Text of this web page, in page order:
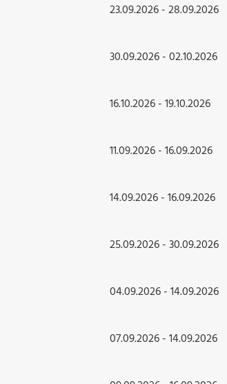
23.09.2026 - 28.09.2026
30.09.2026 - 02.10.2026
16.10.2026 - 19.10.2026
11.09.2026 - 16.09.2026
14.09.2026 - 16.09.2026
25.09.2026 - 30.09.2026
04.09.2026 - 14.09.2026
07.09.2026 - 14.09.2026